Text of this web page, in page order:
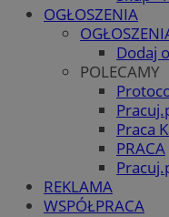
OGŁOSZENIA
Dodaj
POLECAMY
Praca
PRACA
REKLAMA
WSPÓŁPRACA